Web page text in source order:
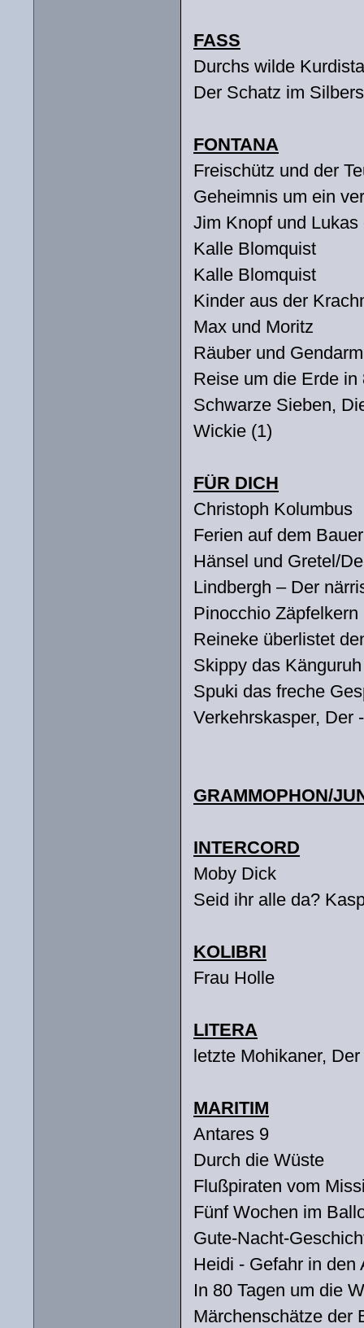
FASS
Durchs wilde
Der Schatz im
FONTANA
Freischütz und der
Geheimnis um ein
Jim Knopf und
Kalle Blomquist
Kalle Blomquist
Kinder aus der
Max und Moritz
Räuber und
Reise um die Erde in
Schwarze Sieben,
Wickie (1)
FÜR DICH
Christoph Kolumbus
Ferien auf dem
Hänsel und Gretel/
Lindbergh – Der
Pinocchio Zäpfelkern
Reineke überlistet
Skippy das Känguruh
Spuki das freche
Verkehrskasper, Der
GRAMMOPHON/
INTERCORD
Moby Dick
Seid ihr alle da?
KOLIBRI
Frau Holle
LITERA
letzte Mohikaner, Der
MARITIM
Antares 9
Durch die Wüste
Flußpiraten vom
Fünf Wochen im
Gute-Nacht-
Heidi - Gefahr in den
In 80 Tagen um die
Märchenschätze der